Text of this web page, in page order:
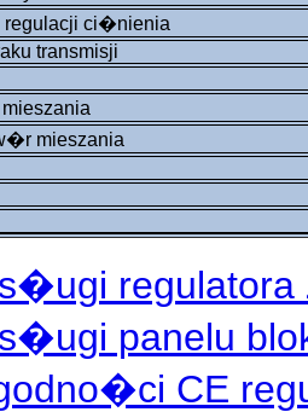
regulacji ci�nienia
transmisji
mieszania
regulatora
panelu
CE